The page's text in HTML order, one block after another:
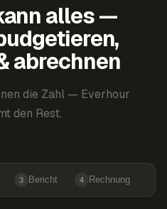
alles —
abrechnen
die Zahl — Everhour
den Rest.
3 Bericht 4 Rechnung